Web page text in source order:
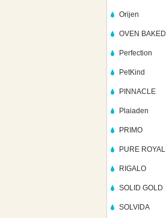
Orijen
OVEN BAKED
Perfection
PetKind
PINNACLE
Plaiaden
PRIMO
PURE ROYAL
RIGALO
SOLID GOLD
SOLVIDA